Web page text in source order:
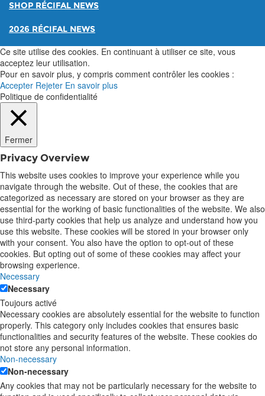
SHOP RÉCIFAL NEWS
2026 RÉCIFAL NEWS
Ce site utilise des cookies. En continuant à utiliser ce site, vous
acceptez leur utilisation.
Pour en savoir plus, y compris comment contrôler les cookies :
Accepter Rejeter En savoir plus
Politique de confidentialité
Fermer
Privacy Overview
This website uses cookies to improve your experience while you
navigate through the website. Out of these, the cookies that are
categorized as necessary are stored on your browser as they are
essential for the working of basic functionalities of the website. We also
use third-party cookies that help us analyze and understand how you
use this website. These cookies will be stored in your browser only
with your consent. You also have the option to opt-out of these
cookies. But opting out of some of these cookies may affect your
browsing experience.
Necessary
Necessary
Toujours activé
Necessary cookies are absolutely essential for the website to function
properly. This category only includes cookies that ensures basic
functionalities and security features of the website. These cookies do
not store any personal information.
Non-necessary
Non-necessary
Any cookies that may not be particularly necessary for the website to